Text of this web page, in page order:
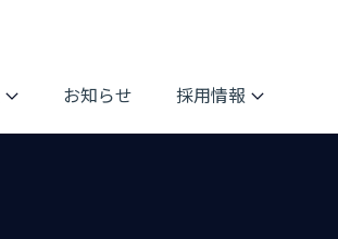
お知らせ 採用情報